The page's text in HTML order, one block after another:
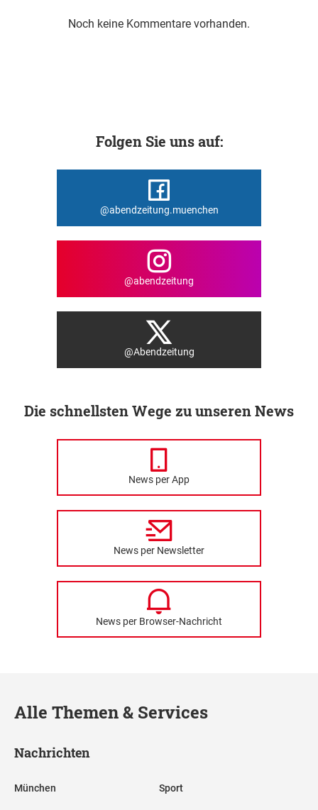
Noch keine Kommentare vorhanden.
Folgen Sie uns auf:
@abendzeitung.muenchen
@abendzeitung
@Abendzeitung
Die schnellsten Wege zu unseren News
News per App
News per Newsletter
News per Browser-Nachricht
Alle Themen & Services
Nachrichten
München Sport